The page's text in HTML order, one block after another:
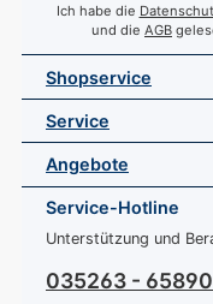
Ich habe die
und die AGB
Shopservice
Service
Angebote
Service-Hotline
Unterstützung und
035263 -